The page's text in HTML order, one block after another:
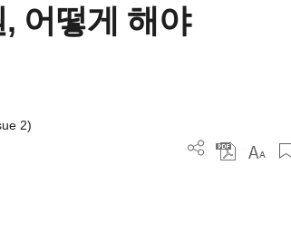
어떻게 해야
2)